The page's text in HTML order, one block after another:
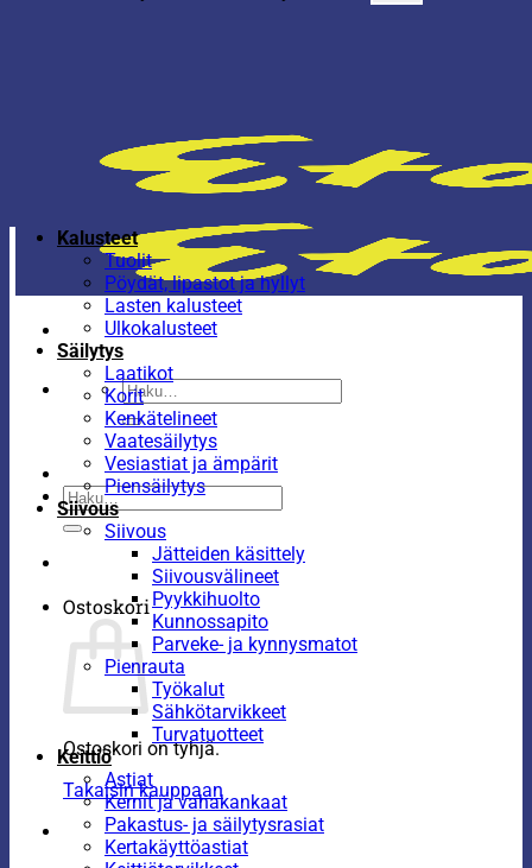
Etsi:
Etsi:
Ostoskori
Ostoskori on tyhjä.
Takaisin kauppaan
Kalusteet
Tuolit
Pöydät, lipastot ja hyllyt
Lasten kalusteet
Ulkokalusteet
Säilytys
Laatikot
Korit
Kenkätelineet
Vaatesäilytys
Vesiastiat ja ämpärit
Piensäilytys
Siivous
Siivous
Jätteiden käsittely
Siivousvälineet
Pyykkihuolto
Kunnossapito
Parveke- ja kynnysmatot
Pienrauta
Työkalut
Sähkötarvikkeet
Turvatuotteet
Keittiö
Astiat
Kernit ja vahakankaat
Pakastus- ja säilytysrasiat
Kertakäyttöastiat